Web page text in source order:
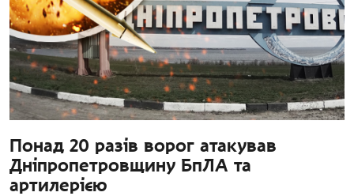
Понад 20 разів ворог атакував
Дніпропетровщину БпЛА та
артилерією